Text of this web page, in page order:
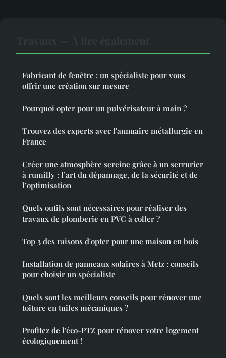
Fabricant de fenêtre : un spécialiste pour vous
offrir une création sur mesure
Pourquoi opter pour un pulvérisateur à main ?
Trouvez des experts avec l'annuaire métallurgie en
France
Créer une atmosphère sereine grâce à un serrurier
à rumilly : l’art du dépannage, de la sécurité et de
l’optimisation
Quels outils sont nécessaires pour réaliser des
travaux de plomberie en PVC à coller ?
Top 3 des raisons d'opter pour une maison en bois
Installation de panneaux solaires à Metz : conseils
pour choisir un spécialiste
Quels sont les meilleurs conseils pour rénover une
toiture en tuiles mécaniques ?
Profitez de l'éco-PTZ pour rénover votre logement
écologiquement !